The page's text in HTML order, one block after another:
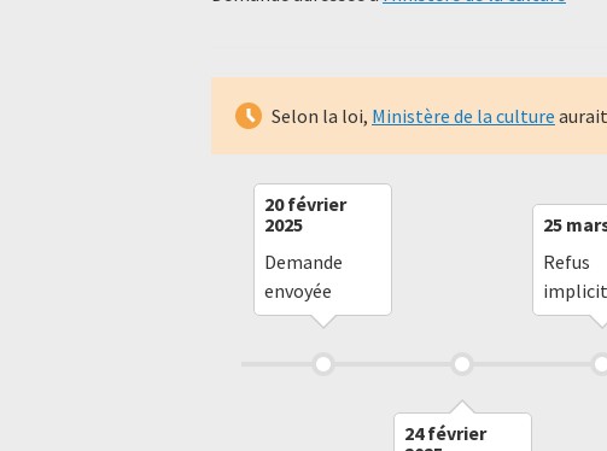
Selon la loi, Ministère de la culture
20 février
2025
Demande
envoyée
24 février
25
Refus